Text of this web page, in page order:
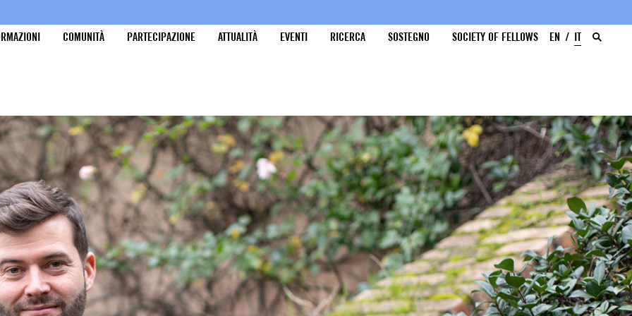
COMUNITÀ PARTECIPAZIONE ATTUALITÀ EVENTI RICERCA SOSTEGNO SOCIETY OF FELLOWS EN IT